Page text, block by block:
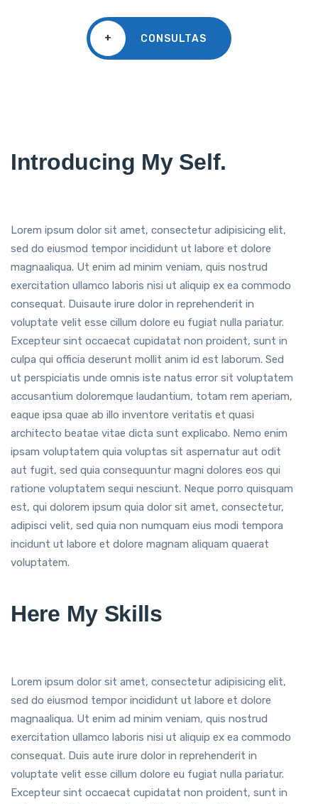
+ CONSULTAS
Introducing My Self.
Lorem ipsum dolor sit amet, consectetur adipisicing elit,
sed do eiusmod tempor incididunt ut labore et dolore
magnaaliqua. Ut enim ad minim veniam, quis nostrud
exercitation ullamco laboris nisi ut aliquip ex ea commodo
consequat. Duisaute irure dolor in reprehenderit in
voluptate velit esse cillum dolore eu fugiat nulla pariatur.
Excepteur sint occaecat cupidatat non proident, sunt in
culpa qui officia deserunt mollit anim id est laborum. Sed
ut perspiciatis unde omnis iste natus error sit voluptatem
accusantium doloremque laudantium, totam rem aperiam,
eaque ipsa quae ab illo inventore veritatis et quasi
architecto beatae vitae dicta sunt explicabo. Nemo enim
ipsam voluptatem quia voluptas sit aspernatur aut odit
aut fugit, sed quia consequuntur magni dolores eos qui
ratione voluptatem sequi nesciunt. Neque porro quisquam
est, qui dolorem ipsum quia dolor sit amet, consectetur,
adipisci velit, sed quia non numquam eius modi tempora
incidunt ut labore et dolore magnam aliquam quaerat
voluptatem.
Here My Skills
Lorem ipsum dolor sit amet, consectetur adipisicing elit,
sed do eiusmod tempor incididunt ut labore et dolore
magnaaliqua. Ut enim ad minim veniam, quis nostrud
exercitation ullamco laboris nisi ut aliquip ex ea commodo
consequat. Duis aute irure dolor in reprehenderit in
voluptate velit esse cillum dolore eu fugiat nulla pariatur.
Excepteur sint occaecat cupidatat non proident, sunt in